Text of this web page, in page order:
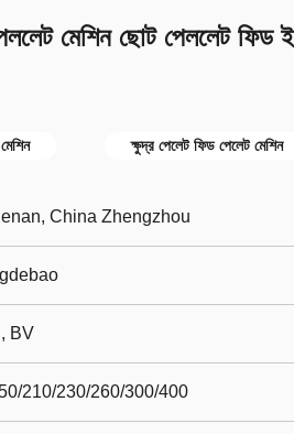
মেশিন ছোট পেললেট ফিড
ক্ষুদ্র পেলেট ফিড পেলেট মেশিন
China Zhengzhou
BV
210/230/260/300/400